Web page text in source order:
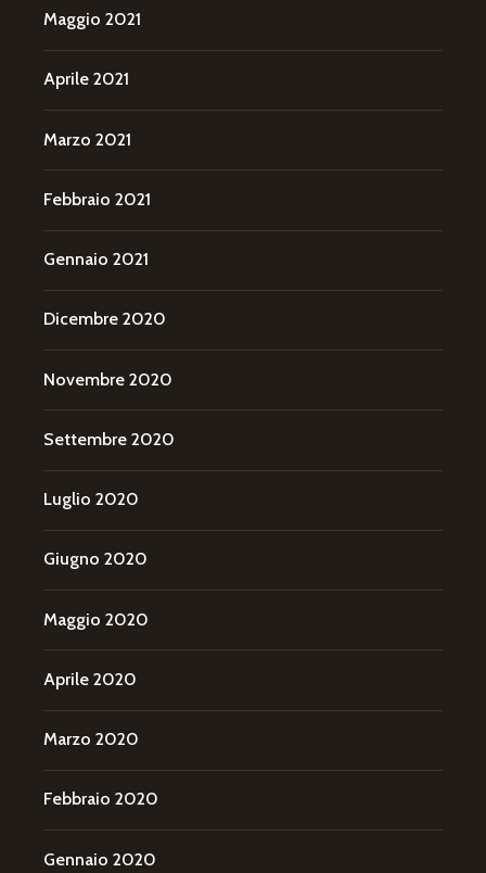
Maggio 2021
Aprile 2021
Marzo 2021
Febbraio 2021
Gennaio 2021
Dicembre 2020
Novembre 2020
Settembre 2020
Luglio 2020
Giugno 2020
Maggio 2020
Aprile 2020
Marzo 2020
Febbraio 2020
Gennaio 2020